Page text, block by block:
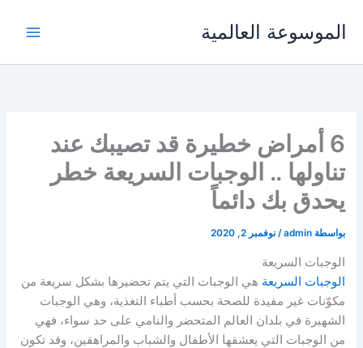
الموسوعة العالمية
6 أمراض خطيرة قد تصيبك عند
تناولها .. الوجبات السريعة خطر
يحدق بك دائماً
بواسطة admin
/نوفمبر 2, 2020
الوجبات السريعة
الوجبات السريعة هي الوجبات التي يتم تحضيرها بشكل سريعة من
مكوّنات غير مفيدة للصحة بحسب أطباء التغذية، وهي الوجبات
الشهيرة في بلدان العالم المتحضر والنامي على حد سواء، فهي
من الوجبات التي يعشقها الأطفال والشباب والمراهقين، وقد تكون